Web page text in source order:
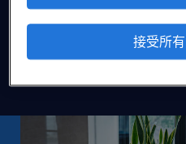
接受所